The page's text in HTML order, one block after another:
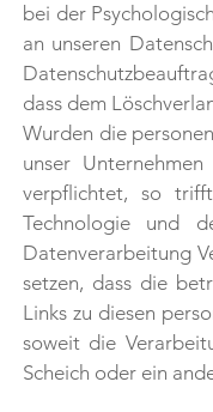
bei der
an unseren
dass dem
Wurden die
unser
verpflichtet, so
Technologie und
Datenverarbeitung
setzen, dass die
Links zu diesen
soweit die
Scheich oder ein